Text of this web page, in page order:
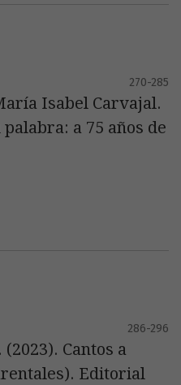
270-285
Isabel Carvajal.
a 75 años de
286-296
Cantos a
Editorial